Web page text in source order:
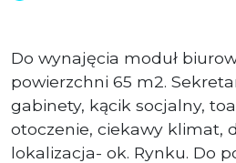
Do wynajęcia moduł
powierzchni 65 m2.
gabinety, kącik socjalny,
otoczenie, ciekawy klimat,
lokalizacja- ok. Rynku. Do